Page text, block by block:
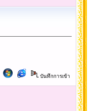
บันทึกการเข้า